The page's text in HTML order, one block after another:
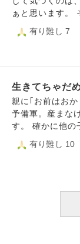
んなクズは死ぬ
にでも働かせる
で、自分として
りもそれが結果
生きていては今
と思います。 し
のクズはいない
情報しか出ませ
おうとしている
滅茶苦茶なこと
ぁと思います。
う。現在、小さ
ありますが、積
かに生きていく
有り難し 7
生きてちゃだ
親に｢お前はお
予備軍。産まな
す。 確かに他の子と考え方や言動がちょっと変わってるか
もしれないけど
ちゃいけないこ
当に異常者なん
有り難し 10